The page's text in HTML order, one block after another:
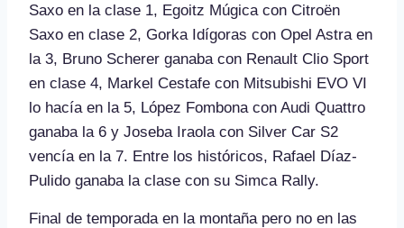
Saxo en la clase 1, Egoitz Múgica con Citroën
Saxo en clase 2, Gorka Idígoras con Opel Astra en
la 3, Bruno Scherer ganaba con Renault Clio Sport
en clase 4, Markel Cestafe con Mitsubishi EVO VI
lo hacía en la 5, López Fombona con Audi Quattro
ganaba la 6 y Joseba Iraola con Silver Car S2
vencía en la 7. Entre los históricos, Rafael Díaz-
Pulido ganaba la clase con su Simca Rally.
Final de temporada en la montaña pero no en las